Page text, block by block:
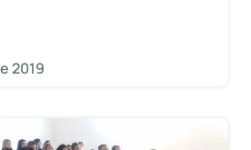
2019